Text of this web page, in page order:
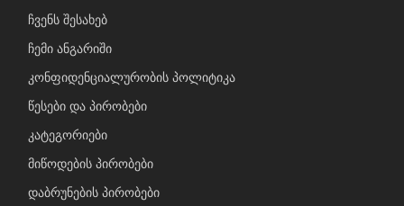
ჩვენს შესახებ
ჩემი ანგარიში
კონფიდენციალურობის პოლიტიკა
წესები და პირობები
კატეგორიები
მიწოდების პირობები
დაბრუნების პირობები